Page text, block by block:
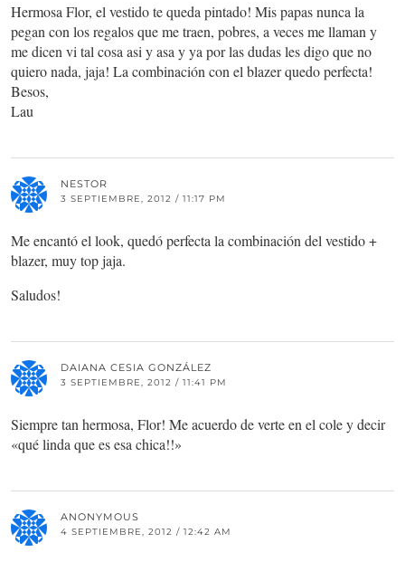
Hermosa Flor, el vestido te queda pintado! Mis papas nunca la
pegan con los regalos que me traen, pobres, a veces me llaman y
me dicen vi tal cosa asi y asa y ya por las dudas les digo que no
quiero nada, jaja! La combinación con el blazer quedo perfecta!
Besos,
Lau
NESTOR
3 SEPTIEMBRE, 2012 / 11:17 PM
Me encantó el look, quedó perfecta la combinación del vestido +
blazer, muy top jaja.
Saludos!
DAIANA CESIA GONZÁLEZ
3 SEPTIEMBRE, 2012 / 11:41 PM
Siempre tan hermosa, Flor! Me acuerdo de verte en el cole y decir
«qué linda que es esa chica!!»
ANONYMOUS
4 SEPTIEMBRE, 2012 / 12:42 AM